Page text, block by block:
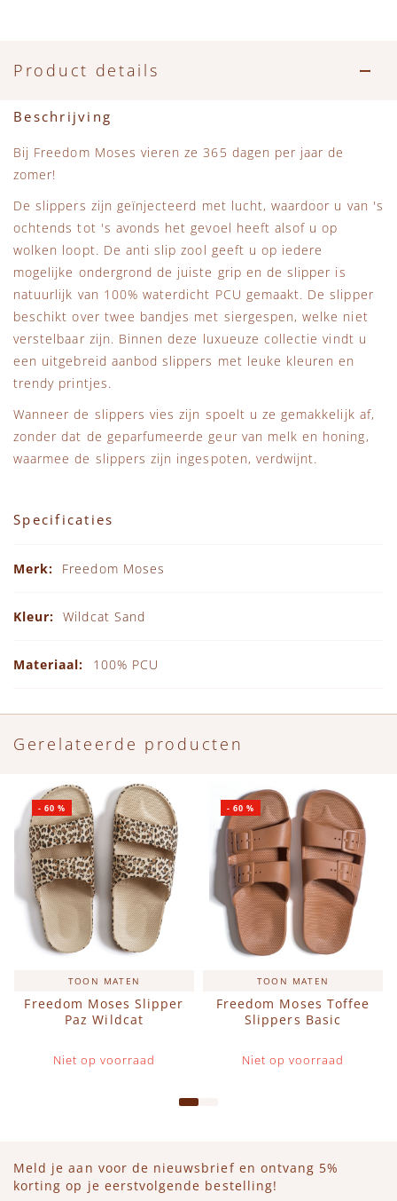
Verzorgingsproducten
Beren
New Balance
Piupiuchick
Play Up
Sproet & Sprout
Tiny Cottons
Product details
Beschrijving
Bij Freedom Moses vieren ze 365 dagen per jaar de
zomer!
De slippers zijn geïnjecteerd met lucht, waardoor u van 's
ochtends tot 's avonds het gevoel heeft alsof u op
wolken loopt. De anti slip zool geeft u op iedere
mogelijke ondergrond de juiste grip en de slipper is
natuurlijk van 100% waterdicht PCU gemaakt. De slipper
beschikt over twee bandjes met siergespen, welke niet
verstelbaar zijn. Binnen deze luxueuze collectie vindt u
een uitgebreid aanbod slippers met leuke kleuren en
trendy printjes.
Wanneer de slippers vies zijn spoelt u ze gemakkelijk af,
zonder dat de geparfumeerde geur van melk en honing,
waarmee de slippers zijn ingespoten, verdwijnt.
Specificaties
Freedom Moses
Wildcat Sand
100% PCU
Gerelateerde producten
TOON MATEN
Freedom Moses Slipper
Paz Wildcat
Niet op voorraad
-60 %
TOON MATEN
Freedom Moses Toffee
Slippers Basic
Niet op voorraad
-60 %
Meld je aan voor de nieuwsbrief en ontvang 5%
korting op je eerstvolgende bestelling!